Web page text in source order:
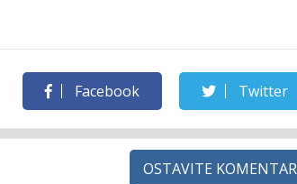
Facebook Twitter
OSTAVITE KOMENTAR